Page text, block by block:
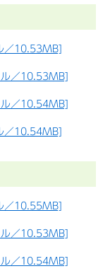
／10.53MB]
／10.53MB]
／10.54MB]
／10.54MB]
／10.55MB]
／10.53MB]
／10.54MB]